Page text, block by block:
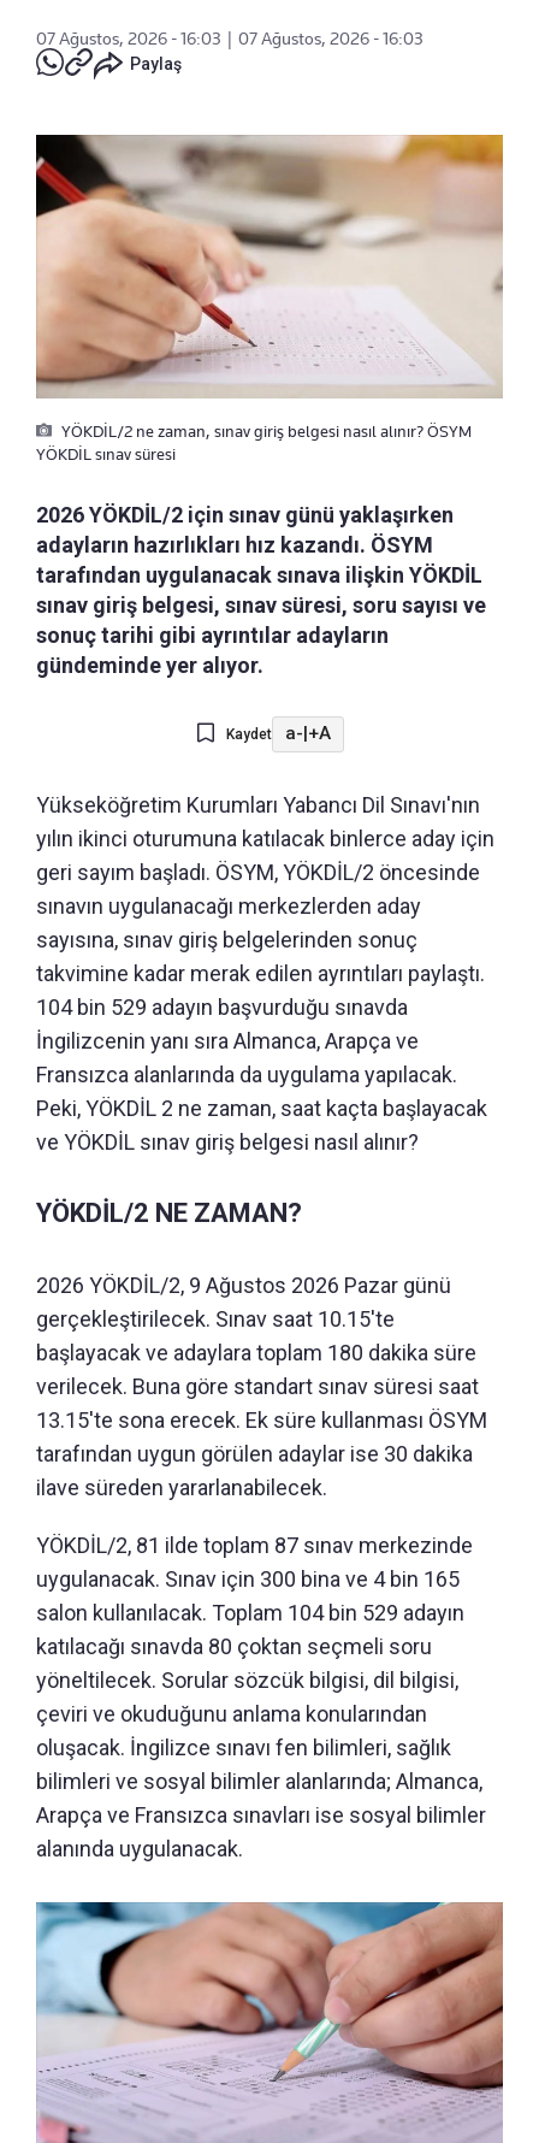
07 Ağustos, 2026 - 16:03
07 Ağustos, 2026 - 16:03
Paylaş
YÖKDİL/2 ne zaman, sınav giriş belgesi nasıl alınır? ÖSYM
YÖKDİL sınav süresi
2026 YÖKDİL/2 için sınav günü yaklaşırken
adayların hazırlıkları hız kazandı. ÖSYM
tarafından uygulanacak sınava ilişkin YÖKDİL
sınav giriş belgesi, sınav süresi, soru sayısı ve
sonuç tarihi gibi ayrıntılar adayların
gündeminde yer alıyor.
Kaydet a-|+A
Yükseköğretim Kurumları Yabancı Dil Sınavı'nın
yılın ikinci oturumuna katılacak binlerce aday için
geri sayım başladı. ÖSYM, YÖKDİL/2 öncesinde
sınavın uygulanacağı merkezlerden aday
sayısına, sınav giriş belgelerinden sonuç
takvimine kadar merak edilen ayrıntıları paylaştı.
104 bin 529 adayın başvurduğu sınavda
İngilizcenin yanı sıra Almanca, Arapça ve
Fransızca alanlarında da uygulama yapılacak.
Peki, YÖKDİL 2 ne zaman, saat kaçta başlayacak
ve YÖKDİL sınav giriş belgesi nasıl alınır?
YÖKDİL/2 NE ZAMAN?
2026 YÖKDİL/2, 9 Ağustos 2026 Pazar günü
gerçekleştirilecek. Sınav saat 10.15'te
başlayacak ve adaylara toplam 180 dakika süre
verilecek. Buna göre standart sınav süresi saat
13.15'te sona erecek. Ek süre kullanması ÖSYM
tarafından uygun görülen adaylar ise 30 dakika
ilave süreden yararlanabilecek.
YÖKDİL/2, 81 ilde toplam 87 sınav merkezinde
uygulanacak. Sınav için 300 bina ve 4 bin 165
salon kullanılacak. Toplam 104 bin 529 adayın
katılacağı sınavda 80 çoktan seçmeli soru
yöneltilecek. Sorular sözcük bilgisi, dil bilgisi,
çeviri ve okuduğunu anlama konularından
oluşacak. İngilizce sınavı fen bilimleri, sağlık
bilimleri ve sosyal bilimler alanlarında; Almanca,
Arapça ve Fransızca sınavları ise sosyal bilimler
alanında uygulanacak.